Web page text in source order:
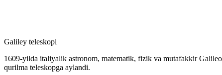
Galiley teleskopi
1609-yilda italiyalik astronom, matematik, fizik va mutafakkir
qurilma teleskopga aylandi.